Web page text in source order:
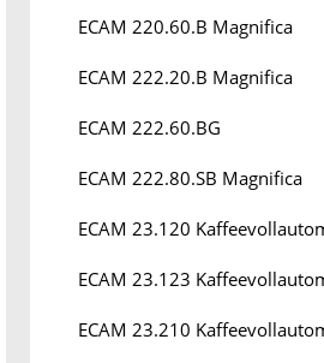
ECAM 220.60.B Magnifica
ECAM 222.20.B Magnifica
ECAM 222.60.BG
ECAM 222.80.SB Magnifica
ECAM 23.120
ECAM 23.123
ECAM 23.210